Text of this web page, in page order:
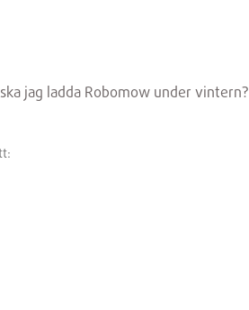
jag ladda Robomow under vintern?